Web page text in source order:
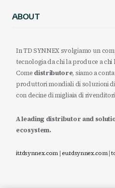
ABOUT
In TD SYNNEX svolgiamo un
tecnologia da chi la produce a chi
Come distributore, siamo a
produttori mondiali di soluzioni
con decine di migliaia di
A leading distributor and
ecosystem.
it.tdsynnex.com|eu.tdsynnex.com|